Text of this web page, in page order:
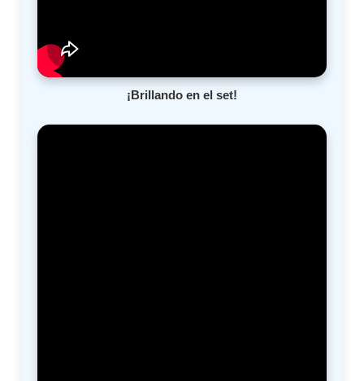
¡Brillando en el set!